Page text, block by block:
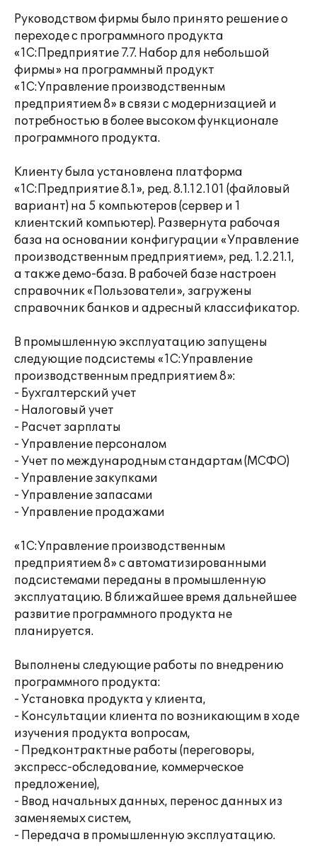
Руководством фирмы было принято решение о
переходе с программного продукта
«1С:Предприятие 7.7. Набор для небольшой
фирмы» на программный продукт
«1С:Управление производственным
предприятием 8» в связи с модернизацией и
потребностью в более высоком функционале
программного продукта.
Клиенту была установлена платформа
«1С:Предприятие 8.1», ред. 8.1.12.101 (файловый
вариант) на 5 компьютеров (сервер и 1
клиентский компьютер). Развернута рабочая
база на основании конфигурации «Управление
производственным предприятием», ред. 1.2.21.1,
а также демо-база. В рабочей базе настроен
справочник «Пользователи», загружены
справочник банков и адресный классификатор.
В промышленную эксплуатацию запущены
следующие подсистемы «1С:Управление
производственным предприятием 8»:
- Бухгалтерский учет
- Налоговый учет
- Расчет зарплаты
- Управление персоналом
- Учет по международным стандартам (МСФО)
- Управление закупками
- Управление запасами
- Управление продажами
«1С:Управление производственным
предприятием 8» с автоматизированными
подсистемами переданы в промышленную
эксплуатацию. В ближайшее время дальнейшее
развитие программного продукта не
планируется.
Выполнены следующие работы по внедрению
программного продукта:
- Установка продукта у клиента,
- Консультации клиента по возникающим в ходе
изучения продукта вопросам,
- Предконтрактные работы (переговоры,
экспресс-обследование, коммерческое
предложение),
- Ввод начальных данных, перенос данных из
заменяемых систем,
- Передача в промышленную эксплуатацию.